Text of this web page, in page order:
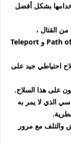
بشكل أفضل
القتال ،
بفضل التنقل الذي تمنحه قدرات مثل Path of Darkness و Teleport
احتياطي جيد على
على هذا السلاح.
الذي لا يمر به
والتلف مع مرور